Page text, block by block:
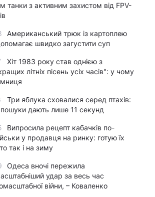
танки з активним захистом від FPV-
Американський трюк із картоплею
швидко загустити суп
Хіт 1983 року став однією з
літніх пісень усіх часів": у чому
Три яблука сховалися серед птахів:
пошуки дають лише 11 секунд
Випросила рецепт кабачків по-
у продавця на ринку: готую їх
так і на зиму
Одеса вночі пережила
удар за весь час
війни, – Коваленко